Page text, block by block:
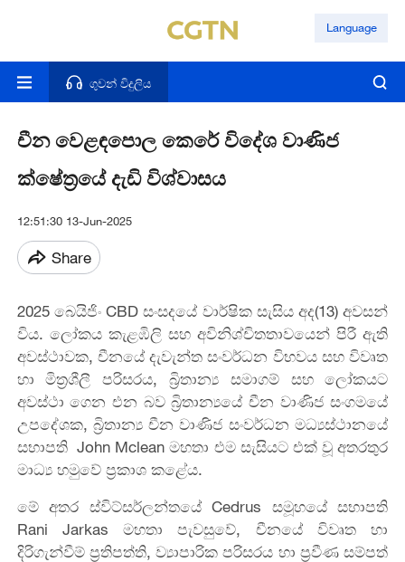
Language
ගුවන් විදුලිය
චීන වෙළඳපොල කෙරේ විදේශ වාණිජ
ක්ෂේත්‍රයේ දැඩි විශ්වාසය
12:51:30 13-Jun-2025
Share
2025 බෙයිජිං CBD සංසදයේ වාර්ෂික සැසිය අද(13) අවසන්
විය. ලෝකය කැළඹිලි සහ අවිනිශ්චිතතාවයෙන් පිරී ඇති
අවස්ථාවක, චීනයේ දැවැන්ත සංවර්ධන විභවය සහ විවෘත
හා මිත්‍රශීලී පරිසරය, බ්‍රිතාන්‍ය සමාගම් සහ ලෝකයට
අවස්ථා ගෙන එන බව බ්‍රිතාන්‍යයේ චීන වාණිජ සංගමයේ
උපදේශක, බ්‍රිතාන්‍ය චීන වාණිජ සංවර්ධන මධ්‍යස්ථානයේ
සභාපති John Mclean මහතා එම සැසියට එක් වූ අතරතුර
මාධ්‍ය හමුවේ ප්‍රකාශ කළේය.
මේ අතර ස්විට්සර්ලන්තයේ Cedrus සමූහයේ සභාපති
Rani Jarkas මහතා පැවසුවේ, චීනයේ විවෘත හා
දිරිගැන්වීම් ප්‍රතිපත්ති, ව්‍යාපාරික පරිසරය හා ප්‍රවීණ සම්පත්